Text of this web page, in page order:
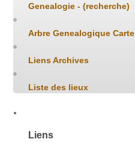
Genealogie - (recherche)
Arbre Genealogique Carte
Liens Archives
Liste des lieux
Liens